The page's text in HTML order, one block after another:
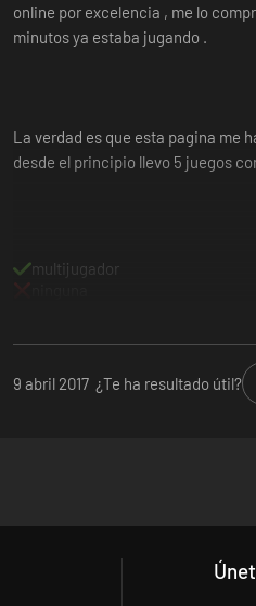
online por excelencia , me lo
minutos ya estaba jugando .
La verdad es que esta pagina me
desde el principio llevo 5 juegos
multijugador
9 abril 2017 ¿Te ha resultado útil?